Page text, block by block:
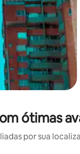
ótimas
por sua